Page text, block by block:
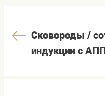
Сковороды /
индукции с АПП